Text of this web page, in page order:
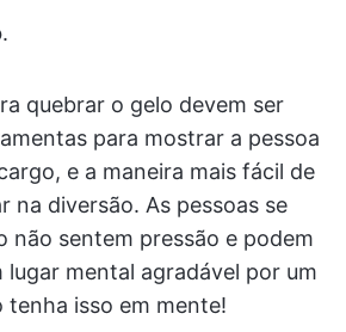
.
quebrar o gelo devem ser
para mostrar a pessoa
e a maneira mais fácil de
na diversão. As pessoas se
não sentem pressão e podem
lugar mental agradável por um
isso em mente!